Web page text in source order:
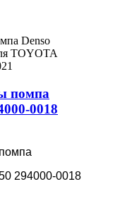
помпа
0018
294000-0018